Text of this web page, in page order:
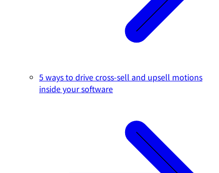
5 ways to drive cross-sell and upsell motions
inside your software